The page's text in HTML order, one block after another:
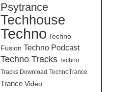
Psytrance
Techhouse
Techno Techno
Fusion Techno Podcast
Techno Tracks Techno
Tracks Download TechnoTrance
Trance Video